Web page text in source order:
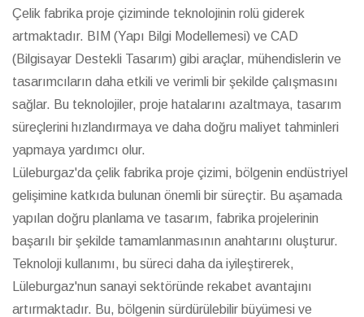
Çelik fabrika proje çiziminde teknolojinin rolü giderek
artmaktadır. BIM (Yapı Bilgi Modellemesi) ve CAD
(Bilgisayar Destekli Tasarım) gibi araçlar, mühendislerin ve
tasarımcıların daha etkili ve verimli bir şekilde çalışmasını
sağlar. Bu teknolojiler, proje hatalarını azaltmaya, tasarım
süreçlerini hızlandırmaya ve daha doğru maliyet tahminleri
yapmaya yardımcı olur.
Lüleburgaz'da çelik fabrika proje çizimi, bölgenin endüstriyel
gelişimine katkıda bulunan önemli bir süreçtir. Bu aşamada
yapılan doğru planlama ve tasarım, fabrika projelerinin
başarılı bir şekilde tamamlanmasının anahtarını oluşturur.
Teknoloji kullanımı, bu süreci daha da iyileştirerek,
Lüleburgaz'nun sanayi sektöründe rekabet avantajını
artırmaktadır. Bu, bölgenin sürdürülebilir büyümesi ve